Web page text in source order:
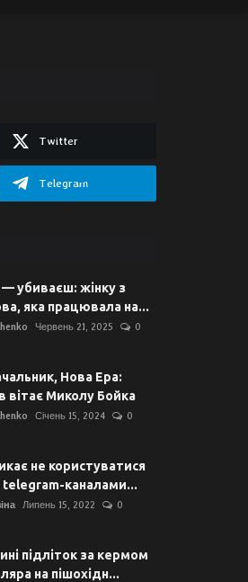
Twitter
Telegram
убиваєш: жінку з
яка працювала на...
Червень 21, 2025 0
Нова Ера:
вітає Миколу Бойка
Січень 15, 2024 0
не користуватися
каналами...
Липень 15, 2022 0
підліток за кермом
на пішохідн...